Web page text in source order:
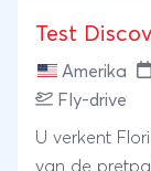
Test
Amerika
Fly-drive
U verkent
van de